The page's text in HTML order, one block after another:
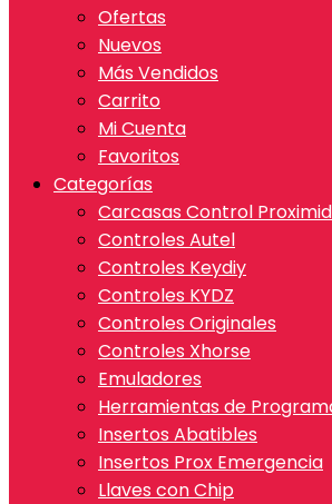
Ofertas
Nuevos
Más Vendidos
Carrito
Mi Cuenta
Favoritos
Categorías
Carcasas Control
Controles Autel
Controles Keydiy
Controles KYDZ
Controles Originales
Controles Xhorse
Emuladores
Herramientas de
Insertos Abatibles
Insertos Prox Emergencia
Llaves con Chip